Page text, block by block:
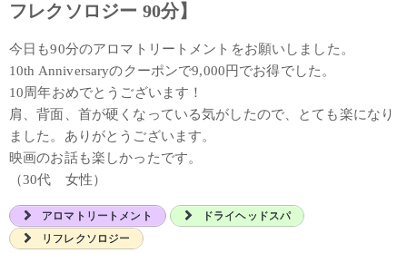
フレクソロジー 90分】
今日も90分のアロマトリートメントをお願いしました。
10th Anniversaryのクーポンで9,000円でお得でした。
10周年おめでとうございます！
肩、背面、首が硬くなっている気がしたので、とても楽になり
ました。ありがとうございます。
映画のお話も楽しかったです。
（30代 女性）
アロマトリートメント
ドライヘッドスパ
リフレクソロジー